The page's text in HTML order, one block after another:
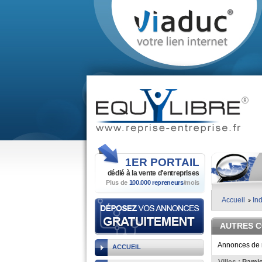
1ER PORTAIL
dédié à la vente d'entreprises
Plus de 100.000 repreneurs/mois
ACCUEIL
Accueil
AUTRES
Annonces de